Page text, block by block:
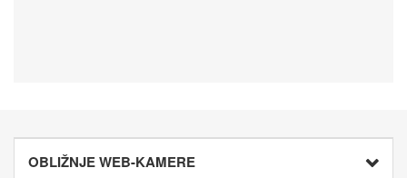
OBLIŽNJE WEB-KAMERE